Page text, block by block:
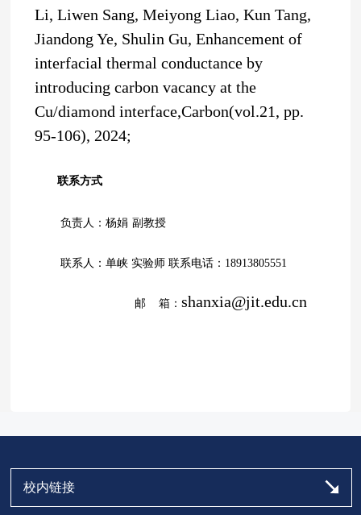
Li, Liwen Sang, Meiyong Liao, Kun Tang,
Jiandong Ye, Shulin Gu, Enhancement of
interfacial thermal conductance by
introducing carbon vacancy at the
Cu/diamond interface,Carbon(vol.21, pp.
95-106), 2024;
联系方式
负责人：杨娟 副教授
联系人：单峡 实验师 联系电话： 18913805551
邮 箱：shanxia@jit.edu.cn
校内链接